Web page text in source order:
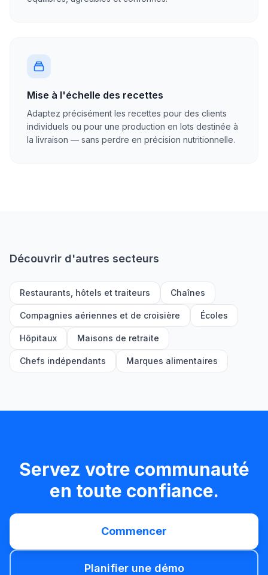
Mise à l'échelle des recettes
Adaptez précisément les recettes pour des clients
individuels ou pour une production en lots destinée à
la livraison — sans perdre en précision nutritionnelle.
Découvrir d'autres secteurs
Restaurants, hôtels et traiteurs Chaînes
Compagnies aériennes et de croisière Écoles
Hôpitaux Maisons de retraite
Chefs indépendants Marques alimentaires
Servez votre communauté
en toute confiance.
Commencer
Planifier une démo